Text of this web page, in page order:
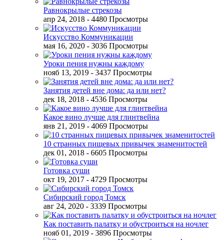
Равнокрылые стрекозы
апр 24, 2018 - 4480 Просмотры
Искусство Коммуникации
мая 16, 2020 - 3036 Просмотры
Уроки пения нужны каждому
нояб 13, 2019 - 3437 Просмотры
Занятия детей вне дома: да или нет?
дек 18, 2018 - 4536 Просмотры
Какое вино лучше для глинтвейна
янв 21, 2019 - 4069 Просмотры
10 странных пищевых привычек знаменитостей
дек 01, 2018 - 6605 Просмотры
Готовка суши
окт 19, 2017 - 4729 Просмотры
Сибирский город Томск
авг 24, 2020 - 3339 Просмотры
Как поставить палатку и обустроиться на ночлег
нояб 01, 2019 - 3896 Просмотры